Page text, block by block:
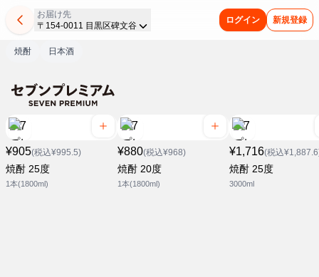
お届け先
〒154-0011 目黒区碑文谷
ログイン 新規登録
焼酎 日本酒
¥905(税込¥995.5)
焼酎 25度
1本(1800ml)
¥880(税込¥968)
焼酎 20度
1本(1800ml)
¥1,716(税込
焼酎 25度
3000ml